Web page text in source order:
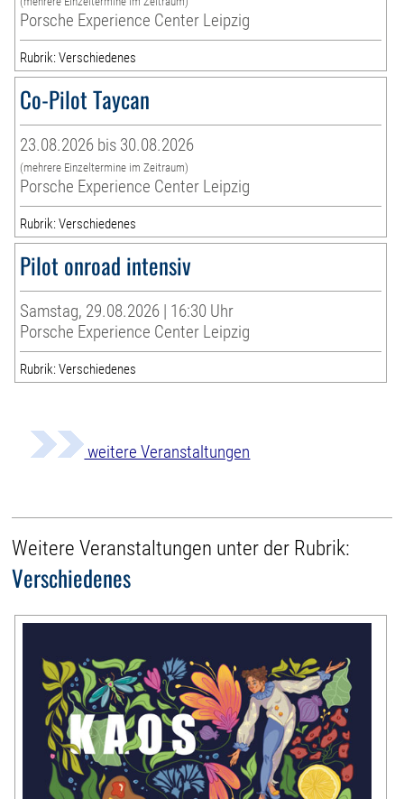
Porsche Experience Center Leipzig
Rubrik: Verschiedenes
Co-Pilot Taycan
23.08.2026 bis 30.08.2026
(mehrere Einzeltermine im Zeitraum)
Porsche Experience Center Leipzig
Rubrik: Verschiedenes
Pilot onroad intensiv
Samstag, 29.08.2026 | 16:30 Uhr
Porsche Experience Center Leipzig
Rubrik: Verschiedenes
weitere Veranstaltungen
Weitere Veranstaltungen unter der Rubrik:
Verschiedenes